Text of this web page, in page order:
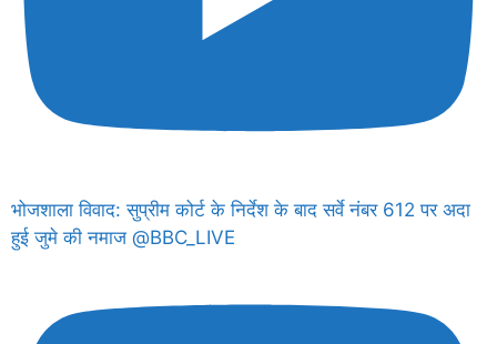
भोजशाला विवाद: सुप्रीम कोर्ट के निर्देश के बाद सर्वे नंबर 612 पर अदा
हुई जुमे की नमाज @BBC_LIVE